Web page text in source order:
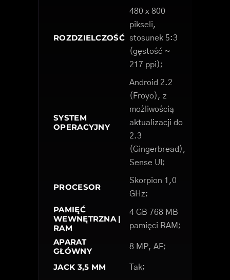
ROZDZIELCZOŚĆ
480 x 800
pikseli,
stosunek 5:3
(gęstość ~
217 ppi);
SYSTEM
OPERACYJNY
Android 2.2
(Froyo), z
możliwością
aktualizacji do
2.3
(Gingerbread),
Sense UI;
PROCESOR
Skorpion 1,0
GHz;
PAMIĘĆ
WEWNĘTRZNA |
RAM
4 GB 768 MB
pamięci RAM;
APARAT
GŁÓWNY
8 MP, AF;
JACK 3,5 MM Tak;